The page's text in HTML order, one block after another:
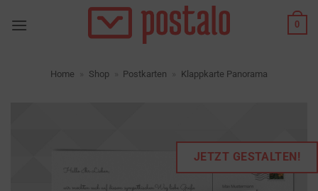
Inhalt
0
Home Shop Postkarten Klappkarte Panorama
JETZT GESTALTEN!